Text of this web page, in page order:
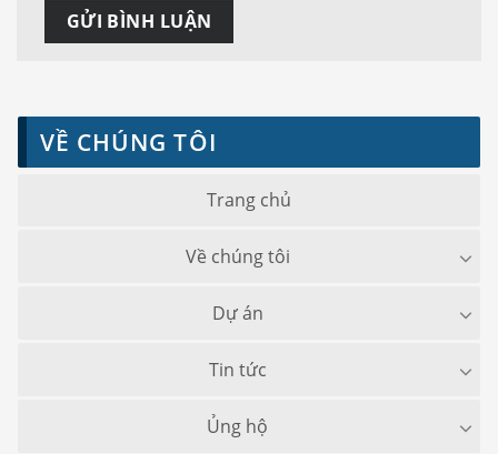
VỀ CHÚNG TÔI
Trang chủ
Về chúng tôi
Dự án
Tin tức
Ủng hộ